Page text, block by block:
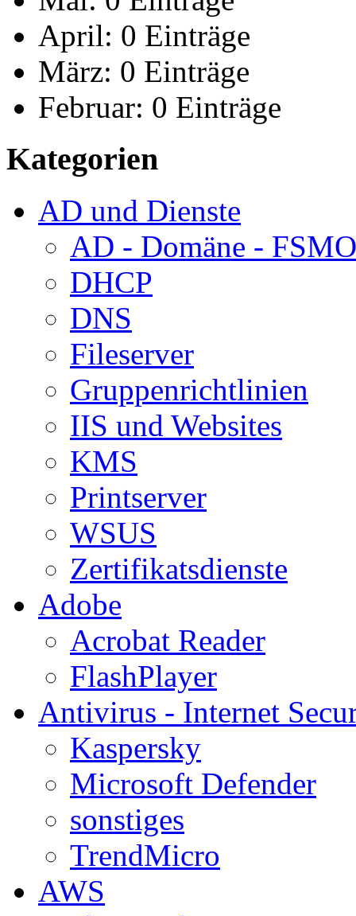
April: 0 Einträge
März: 0 Einträge
Februar: 0 Einträge
Kategorien
AD und Dienste
AD - Domäne - FSMO
DHCP
DNS
Fileserver
Gruppenrichtlinien
IIS und Websites
KMS
Printserver
WSUS
Zertifikatsdienste
Adobe
Acrobat Reader
FlashPlayer
Antivirus - Internet
Kaspersky
Microsoft Defender
sonstiges
TrendMicro
AWS